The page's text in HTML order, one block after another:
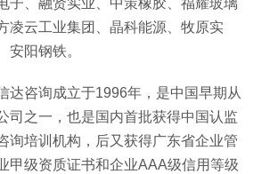
子、融贤实业、中策橡胶、福耀玻璃
凌云工业集团、晶科能源、牧原实
安阳钢铁。
达咨询成立于1996年，是中国早期从
司之一，也是国内首批获得中国认监
询培训机构，后又获得广东省企业管
甲级资质证书和企业AAA级信用等级